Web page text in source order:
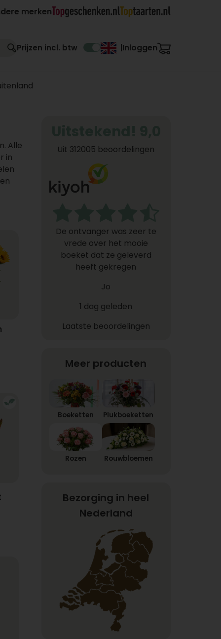
merken
Prijzen incl. btw Inloggen
Alle
in
Uit 312005 beoordelingen
De ontvanger was zeer te
vrede over het mooie
boeket dat ze geleverd
heeft gekregen
Jo
1 dag geleden
Laatste beoordelingen
Meer producten
Boeketten Plukboeketten
Rozen Rouwbloemen
Bezorging in heel
Nederland